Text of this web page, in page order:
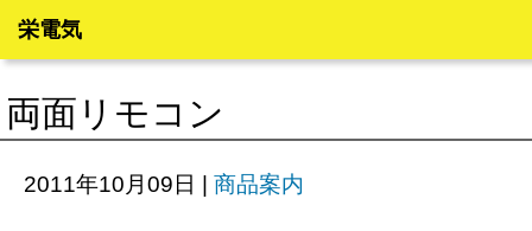
栄電気
両面リモコン
2011年10月09日 | 商品案内